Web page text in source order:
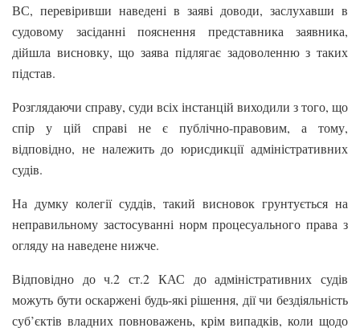
ВС, перевіривши наведені в заяві доводи, заслухавши в
судовому засіданні пояснення представника заявника,
дійшла висновку, що заява підлягає задоволенню з таких
підстав.
Розглядаючи справу, суди всіх інстанцій виходили з того, що
спір у цій справі не є публічно-правовим, а тому,
відповідно, не належить до юрисдикції адміністративних
судів.
На думку колегії суддів, такий висновок грунтується на
неправильному застосуванні норм процесуального права з
огляду на наведене нижче.
Відповідно до ч.2 ст.2 КАС до адміністративних судів
можуть бути оскаржені будь-які рішення, дії чи бездіяльність
суб’єктів владних повноважень, крім випадків, коли щодо